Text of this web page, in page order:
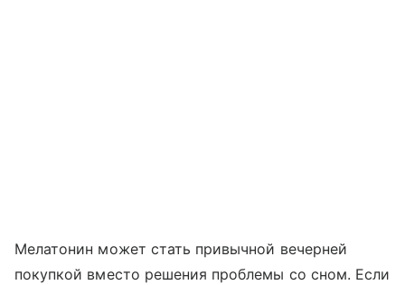
Мелатонин может стать привычной вечерней
покупкой вместо решения проблемы со сном. Если